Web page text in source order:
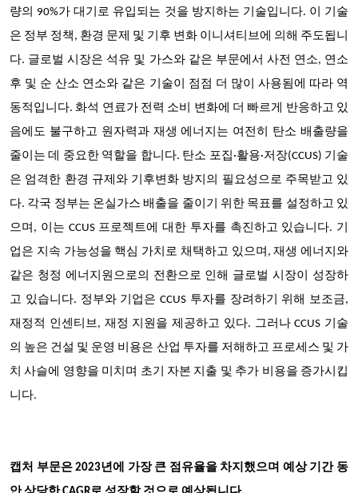
량의 90%가 대기로 유입되는 것을 방지하는 기술입니다. 이 기술
은 정부 정책, 환경 문제 및 기후 변화 이니셔티브에 의해 주도됩니
다. 글로벌 시장은 석유 및 가스와 같은 부문에서 사전 연소, 연소
후 및 순 산소 연소와 같은 기술이 점점 더 많이 사용됨에 따라 역
동적입니다. 화석 연료가 전력 소비 변화에 더 빠르게 반응하고 있
음에도 불구하고 원자력과 재생 에너지는 여전히 탄소 배출량을
줄이는 데 중요한 역할을 합니다. 탄소 포집·활용·저장(CCUS) 기술
은 엄격한 환경 규제와 기후변화 방지의 필요성으로 주목받고 있
다. 각국 정부는 온실가스 배출을 줄이기 위한 목표를 설정하고 있
으며, 이는 CCUS 프로젝트에 대한 투자를 촉진하고 있습니다. 기
업은 지속 가능성을 핵심 가치로 채택하고 있으며, 재생 에너지와
같은 청정 에너지원으로의 전환으로 인해 글로벌 시장이 성장하
고 있습니다. 정부와 기업은 CCUS 투자를 장려하기 위해 보조금,
재정적 인센티브, 재정 지원을 제공하고 있다. 그러나 CCUS 기술
의 높은 건설 및 운영 비용은 산업 투자를 저해하고 프로세스 및 가
치 사슬에 영향을 미치며 초기 자본 지출 및 추가 비용을 증가시킵
니다.
캡처 부문은 2023년에 가장 큰 점유율을 차지했으며 예상 기간 동